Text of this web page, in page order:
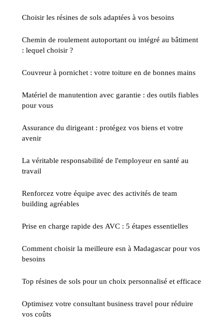
Choisir les résines de sols adaptées à vos besoins
Chemin de roulement autoportant ou intégré au bâtiment
: lequel choisir ?
Couvreur à pornichet : votre toiture en de bonnes mains
Matériel de manutention avec garantie : des outils fiables
pour vous
Assurance du dirigeant : protégez vos biens et votre
avenir
La véritable responsabilité de l'employeur en santé au
travail
Renforcez votre équipe avec des activités de team
building agréables
Prise en charge rapide des AVC : 5 étapes essentielles
Comment choisir la meilleure esn à Madagascar pour vos
besoins
Top résines de sols pour un choix personnalisé et efficace
Optimisez votre consultant business travel pour réduire
vos coûts